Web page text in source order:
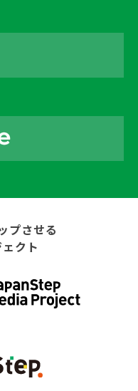
プさせる
クト